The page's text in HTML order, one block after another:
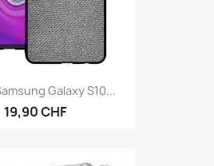
Galaxy S10...
19,90 CHF